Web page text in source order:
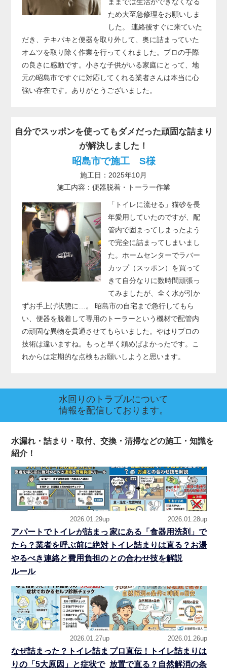
ため大至急修理をお願いしま
した。 連絡後すぐに来ていた
だき、テキパキと便器を取り外して、奥に詰まっていた
オムツを取り除く作業を行ってくれました。プロの手際
の良さに感動です。小さな子供がいる家庭にとって、地
元の昭島市ですぐに対応してくれる業者さんは本当に心
強い存在です。ありがとうございました。
自分でスッポンを使ってもダメだった頑固な詰まり
が解決しました！
昭島市で施工 S様
施工日：2025年10月
施工内容：便器脱着・トーラー作業
「トイレに流せる」猫砂を長
年愛用していたのですが、配
管内で固まってしまったよう
で完全に詰まってしまいまし
た。ホームセンターでラバー
カップ（スッポン）を買って
きて自分なりに数時間頑張っ
てみましたが、全く水が引か
ずお手上げ状態に…。 昭島市の自宅まで急行してもら
い、便器を脱着して専用のトーラーという機材で配管内
の頑固な異物を貫通させてもらいました。やはりプロの
技術は違いますね。もっと早く頼めばよかったです。こ
れからは定期的な点検もお願いしようと思います。
水回りのトラブルについて
情報を配信しております。
水漏れ・詰まり・取付、交換・清掃などの施工・知識を
紹介！
2026.01.29up
アパートでトイレが詰まっ
たら？業者を呼ぶ前に絶対
やるべき連絡と費用負担の
ルール
2026.01.28up
家にある「食器用洗剤」で
トイレ詰まりは直る？お湯
との合わせ技を解説
2026.01.27up
なぜ詰まった？トイレ詰ま
りの「5大原因」と症状で
2026.01.26up
プロ直伝！トイレ詰まりは
放置で直る？自然解消の条